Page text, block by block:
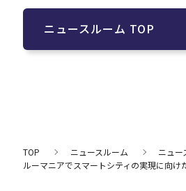
ニュースルーム TOP
TOP ニュースルーム
ニュー
ルーマニアでスマートシティの実現に向け